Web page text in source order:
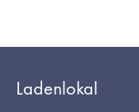
Ladenlokal